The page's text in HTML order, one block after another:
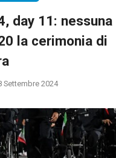
day 11: nessuna
la cerimonia di
Settembre 2024